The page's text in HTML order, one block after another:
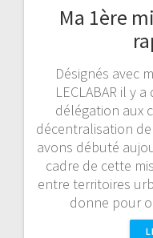
Ma 1ère
Désignés avec
LECLABAR il y
délégation aux
décentralisation
avons débuté
cadre de cette
entre territoires
donne pour